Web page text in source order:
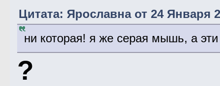
Цитата: Ярославна от 24 Января
ни которая! я же серая мышь, а
?